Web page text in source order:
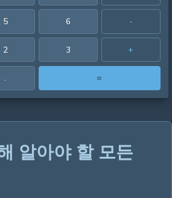
5 6 -
2 3 +
. =
알아야 할 모든